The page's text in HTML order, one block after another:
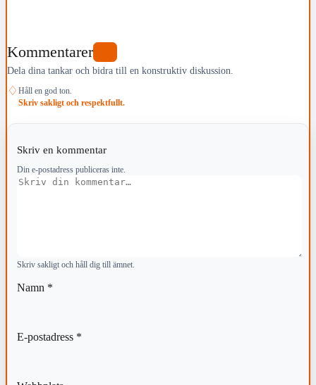
Kommentarer
Dela dina tankar och bidra till en konstruktiv diskussion.
♢ Håll en god ton.
Skriv sakligt och respektfullt.
Skriv en kommentar
Din e-postadress publiceras inte.
Kommentar
Skriv sakligt och håll dig till ämnet.
Namn *
E-postadress *